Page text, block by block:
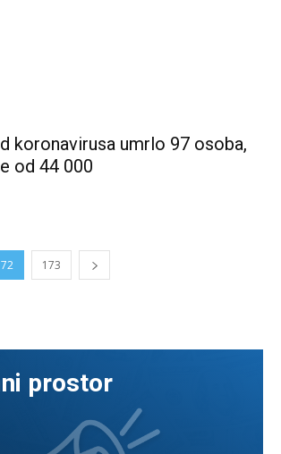
koronavirusa umrlo 97 osoba,
od 44 000
173
prostor